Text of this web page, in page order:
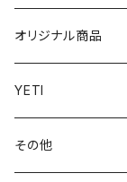
オリジナル商品
YETI
その他